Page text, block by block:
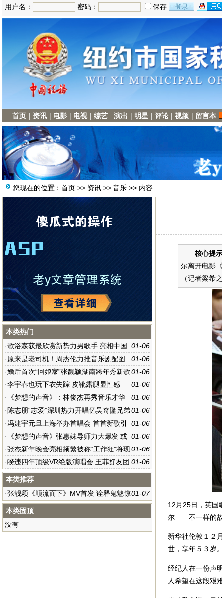
用户名： 密码： 保存
首页 | 资讯 | 电影 | 电视 | 综艺 | 演出 | 明星 | 评论 | 视频 | 留言本
您现在的位置： 首页 >> 资讯 >> 音乐 >> 内容
核心提示
尔离开电影
（记者梁希
12月25日，英国
尔——不一样的故
新华社伦敦１２
世，享年５３岁
经纪人在一份声
人希望在这段艰
本类热门
01-06
·歌浴森获最欣赏新势力男歌手 亮相中国
新歌榜
01-06
· 原来是老司机！周杰伦力推音乐剧配图
超污
01-06
·婚后首次“回娘家”张靓颖湖南跨年秀新歌
01-06
·李宇春也玩下衣失踪 皮靴露腿显性感
01-06
·
《梦想的声音》：林俊杰再秀音乐才华
玩转摇滚曲风
01-06
·陈志朋“志爱”深圳热力开唱忆吴奇隆兄弟
情当众洒泪
01-06
·冯建宇元旦上海举办首唱会 首首新歌引
爆“最好的时光”
01-06
·
《梦想的声音》张惠妹导师力大爆发 或
将翻唱童年神曲《千年等一回》
01-06
·张杰新年晚会亮相频繁被称“工作狂”将现
身深圳
01-06
·睽违四年顶级VR绝版演唱会 王菲好友团
有望齐现身
本类推荐
01-07
·张靓颖《顺流而下》MV首发 诠释鬼魅惊
奇
本类固顶
没有